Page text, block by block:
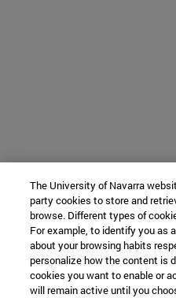
The University of Navarra
party cookies to store and
browse. Different types of
For example, to identify you as
about your browsing habits
personalize how the content is
cookies you want to enable or
will remain active until you